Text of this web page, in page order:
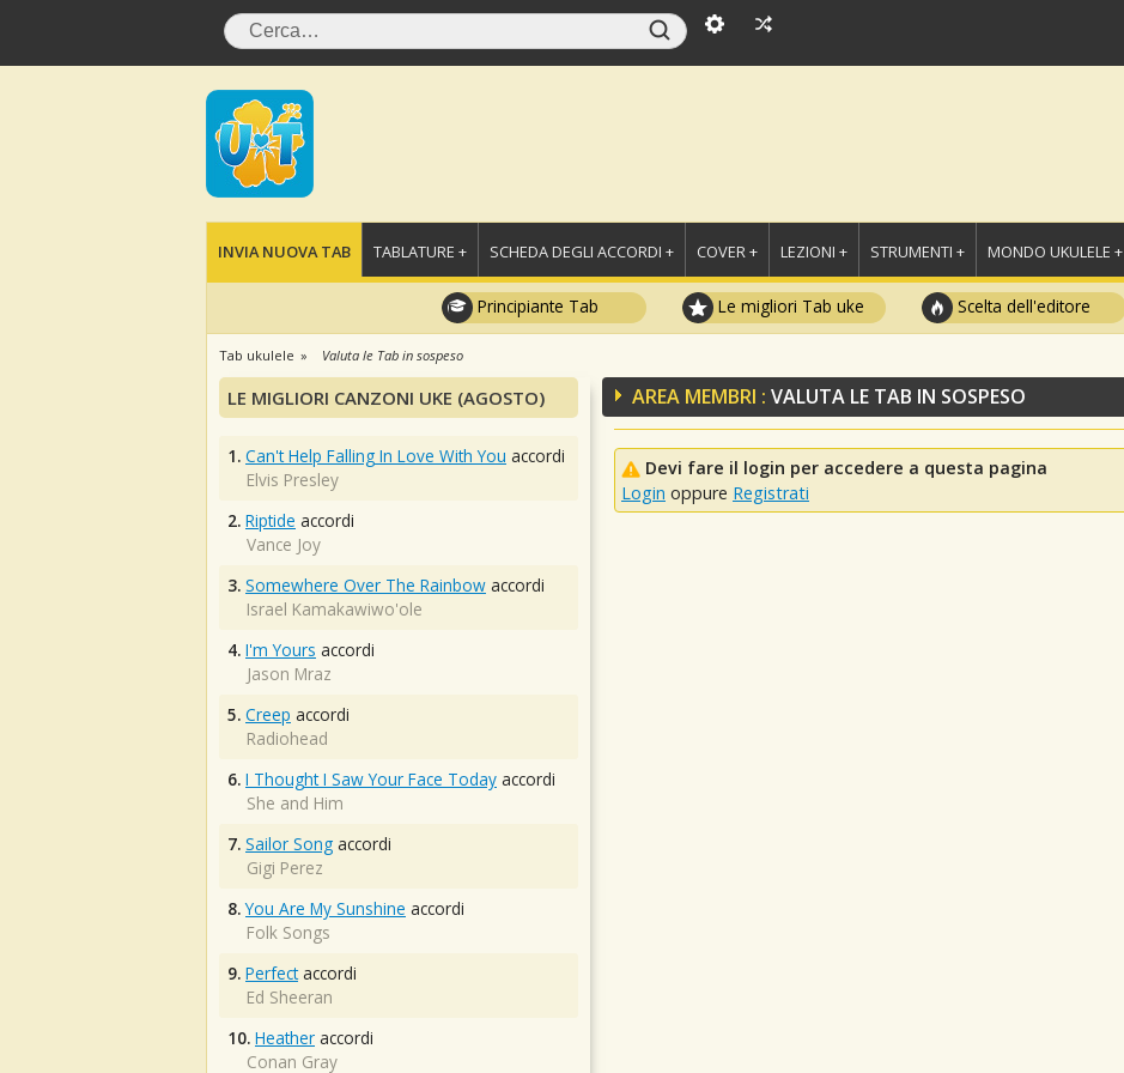
INVIA NUOVA TAB TABLATURE + SCHEDA DEGLI ACCORDI + COVER + LEZIONI + STRUMENTI + MONDO UKULELE +
Principiante Tab Le migliori Tab uke Scelta dell'editore
Tab ukulele Valuta le Tab in sospeso
AREA MEMBRI : VALUTA LE TAB IN SOSPESO
Devi fare il login per accedere a questa pagina
Login oppure Registrati
LE MIGLIORI CANZONI UKE (AGOSTO)
1. Can't Help Falling In Love With You accordi
Elvis Presley
2. Riptide accordi
Vance Joy
3. Somewhere Over The Rainbow accordi
Israel Kamakawiwo'ole
4. I'm Yours accordi
Jason Mraz
5. Creep accordi
Radiohead
6. I Thought I Saw Your Face Today accordi
She and Him
7. Sailor Song accordi
Gigi Perez
8. You Are My Sunshine accordi
Folk Songs
9. Perfectaccordi
Ed Sheeran
10. Heather accordi
Conan Gray